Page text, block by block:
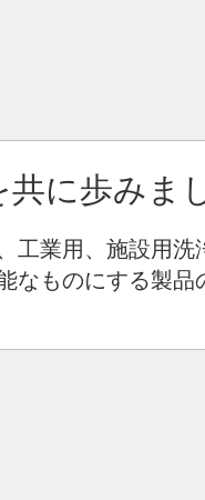
に歩みま
工業用、施設用
ものにする製品